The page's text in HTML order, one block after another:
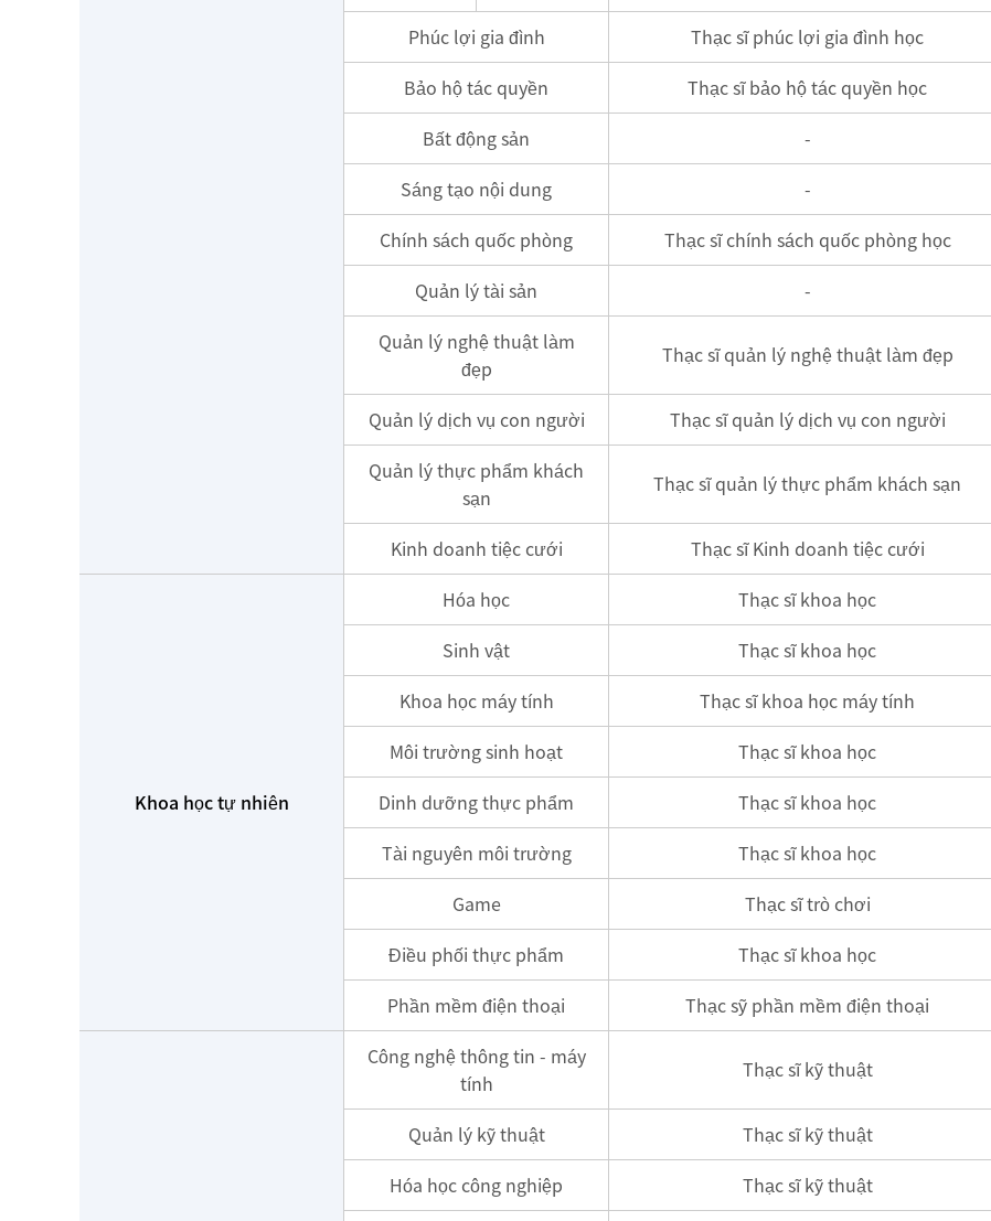
Phúc lợi gia đình Thạc sĩ phúc lợi gia đình học
Bảo hộ tác quyền
Thạc sĩ bảo hộ tác quyền học
Bất động sản
-
Sáng tạo nội dung
-
Chính sách quốc phòng
Thạc sĩ chính sách quốc phòng học
Quản lý tài sản
-
Quản lý nghệ thuật làm
đẹp
Thạc sĩ quản lý nghệ thuật làm đẹp
Quản lý dịch vụ con người Thạc sĩ quản lý dịch vụ con người
Quản lý thực phẩm khách
sạn
Thạc sĩ quản lý thực phẩm khách sạn
Kinh doanh tiệc cưới Thạc sĩ Kinh doanh tiệc cưới
Khoa học tự nhiên
Hóa học Thạc sĩ khoa học
Sinh vật
Thạc sĩ khoa học
Khoa học máy tính
Thạc sĩ khoa học máy tính
Môi trường sinh hoạt
Thạc sĩ khoa học
Dinh dưỡng thực phẩm
Thạc sĩ khoa học
Tài nguyên môi trường
Thạc sĩ khoa học
Game
Thạc sĩ trò chơi
Điều phối thực phẩm
Thạc sĩ khoa học
Phần mềm điện thoại
Thạc sỹ phần mềm điện thoại
Công nghệ thông tin - máy
tính
Thạc sĩ kỹ thuật
Quản lý kỹ thuật Thạc sĩ kỹ thuật
Hóa học công nghiệp
Thạc sĩ kỹ thuật